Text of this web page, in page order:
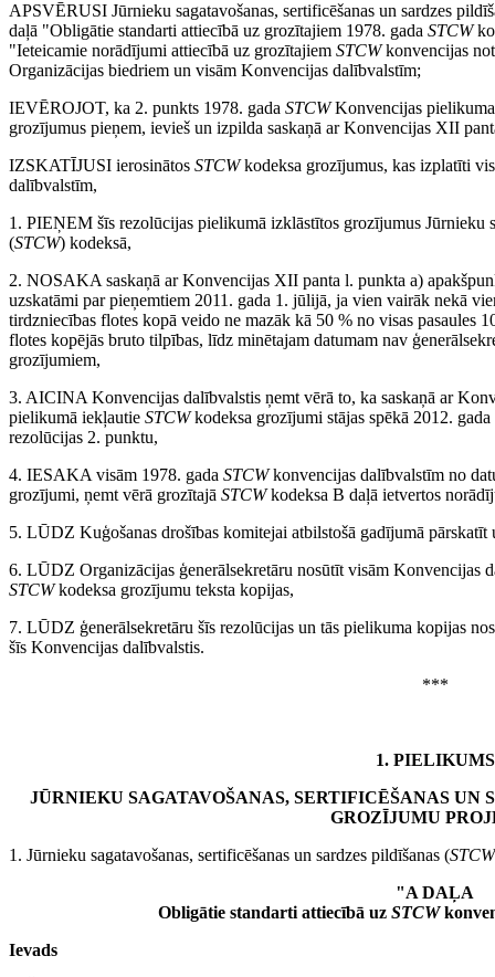
APSVĒRUSI Jūrnieku sagatavošanas, sertificēšanas un sardzes
daļā "Obligātie standarti attiecībā uz grozītajiem 1978. gada STCW
"Ieteicamie norādījumi attiecībā uz grozītajiem STCWkonvencijas
Organizācijas biedriem un visām Konvencijas dalībvalstīm;
IEVĒROJOT, ka 2. punkts 1978. gada STCWKonvencijas
grozījumus pieņem, ievieš un izpilda saskaņā ar Konvencijas XII
IZSKATĪJUSI ierosinātos STCWkodeksa grozījumus, kas izplatīti
dalībvalstīm,
1. PIEŅEM šīs rezolūcijas pielikumā izklāstītos grozījumus Jūrnieku
(STCW) kodeksā,
2. NOSAKA saskaņā ar Konvencijas XII panta l. punkta a)
uzskatāmi par pieņemtiem 2011. gada 1. jūlijā, ja vien vairāk nekā
tirdzniecības flotes kopā veido ne mazāk kā 50 % no visas pasaules
flotes kopējās bruto tilpības, līdz minētajam datumam nav
grozījumiem,
3. AICINA Konvencijas dalībvalstis ņemt vērā to, ka saskaņā ar
pielikumā iekļautie STCWkodeksa grozījumi stājas spēkā 2012.
rezolūcijas 2. punktu,
4. IESAKA visām 1978. gada STCWkonvencijas dalībvalstīm no
grozījumi, ņemt vērā grozītajā STCWkodeksa B daļā ietvertos
5. LŪDZ Kuģošanas drošības komitejai atbilstošā gadījumā
6. LŪDZ Organizācijas ģenerālsekretāru nosūtīt visām Konvencijas
STCWkodeksa grozījumu teksta kopijas,
7. LŪDZ ģenerālsekretāru šīs rezolūcijas un tās pielikuma kopijas
šīs Konvencijas dalībvalstis.
***
1. PIELIKUMS
JŪRNIEKU SAGATAVOŠANAS, SERTIFICĒŠANAS UN
GROZĪJUMU
1. Jūrnieku sagatavošanas, sertificēšanas un sardzes pildīšanas (STCW
"A DAĻA
Obligātie standarti attiecībā uz STCW
Ievads